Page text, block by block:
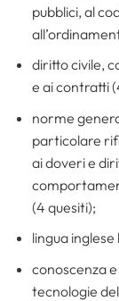
pubblici, al
diritto civile,
e ai contratti
norme
particolare
ai doveri e
(4 quesiti);
lingua inglese
conoscenza
tecnologie